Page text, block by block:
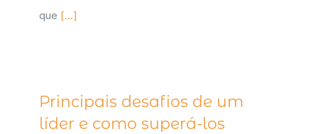
que [...]
Principais desafios de um
líder e como superá-los